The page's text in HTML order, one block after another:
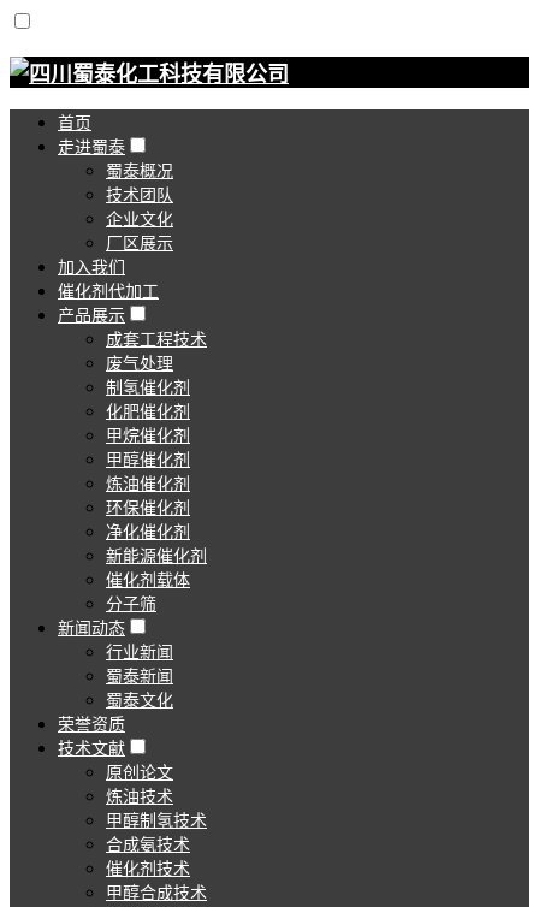
首页
走进蜀泰
蜀泰概况
技术团队
企业文化
厂区展示
加入我们
催化剂代加工
产品展示
成套工程技术
废气处理
制氢催化剂
化肥催化剂
甲烷催化剂
甲醇催化剂
炼油催化剂
环保催化剂
净化催化剂
新能源催化剂
催化剂载体
分子筛
新闻动态
行业新闻
蜀泰新闻
蜀泰文化
荣誉资质
技术文献
原创论文
炼油技术
甲醇制氢技术
合成氨技术
催化剂技术
甲醇合成技术